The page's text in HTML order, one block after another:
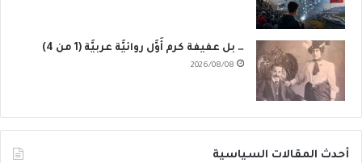
… بل عفيفة كرم أَوَّل روائيَّة عربيَّة (1 من 4)
2026/08/08
أحدث المقالات السياسية